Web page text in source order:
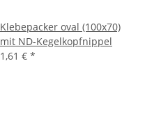
Klebepacker oval (100x70)
mit ND-Kegelkopfnippel
1,61 € *